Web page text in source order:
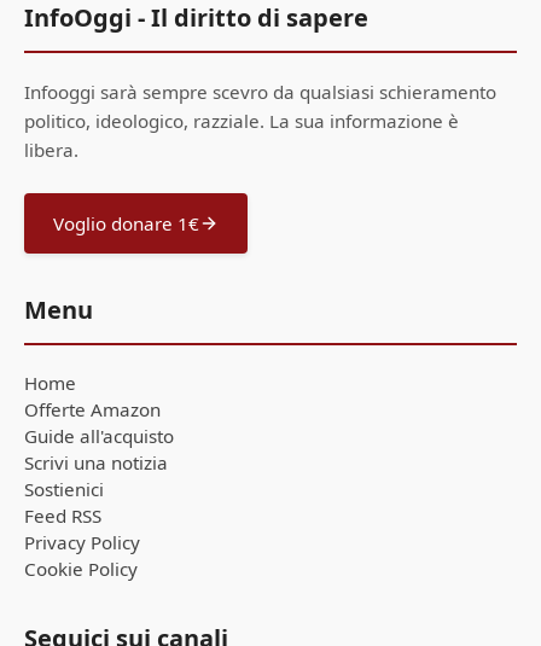
InfoOggi - Il diritto di sapere
Infooggi sarà sempre scevro da qualsiasi schieramento
politico, ideologico, razziale. La sua informazione è
libera.
Voglio donare 1€
Menu
Home
Offerte Amazon
Guide all'acquisto
Scrivi una notizia
Sostienici
Feed RSS
Privacy Policy
Cookie Policy
Seguici sui canali